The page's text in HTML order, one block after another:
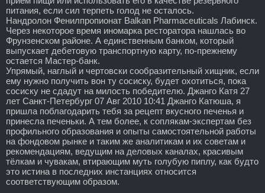
питания, если сил терпеть голод не осталось.
Нандролон Фенилпропионат Balkan Pharmaceuticals Лабинск.
Через некоторое время иномарка ресторатора нашлась во
Фрунзенском районе. А единственным банком, который
выпускает дебетовую транспортную карту, по-прежнему
остается Мастер-банк.
Упрямый, наглый и чертовски сообразительный хищник, если
ему нужно получить вон ту сосиску, будет охотиться, пока
сосиску не сдадут на милость победителю. Джанго Катя 27
лет Санкт-Петербург 07 Авг 2010 10:41 Джанго Катюша, я
пришла поблагодарить тебя за рецепт вкусного печенья и
принесла печеньки. А тем более, к соплякам-экспертам без
профильного образования и опыты самостоятельной работы
на фондовом рынке и таким же аналитикам и их советам и
рекомендациям, ведущим на деловых каналах, красивым
тёлкам и чувакам, втирающим муть голубую пиплу, как будто
это истина в последних инстанциях относится
соответствующим образом.